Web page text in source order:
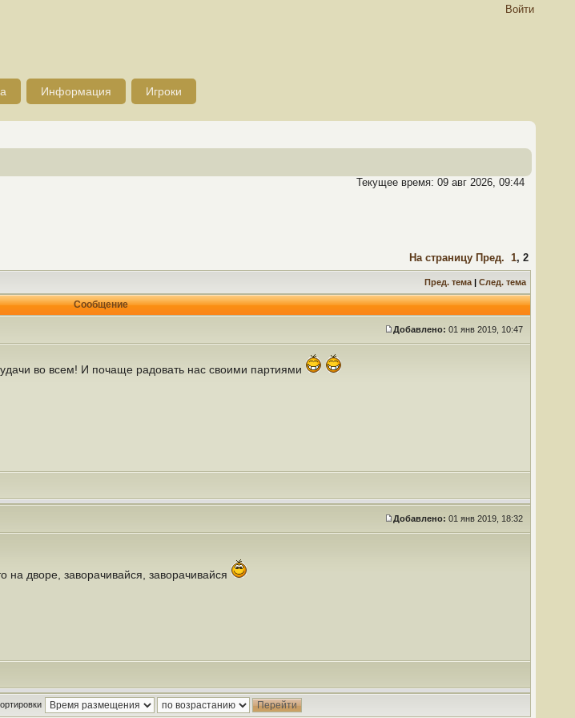
Войти
Информация Игроки
Текущее время: 09 авг 2026, 09:44
На страницу Пред. 1, 2
Пред. тема | След. тема
Сообщение
Добавлено: 01 янв 2019, 10:47
во всем! И почаще радовать нас своими партиями
Добавлено: 01 янв 2019, 18:32
дворе, заворачивайся, заворачивайся